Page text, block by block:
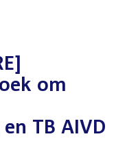
om
TB AIVD